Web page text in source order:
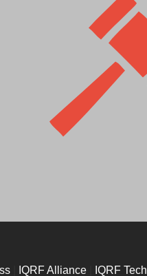
IQRF Alliance IQRF Tech